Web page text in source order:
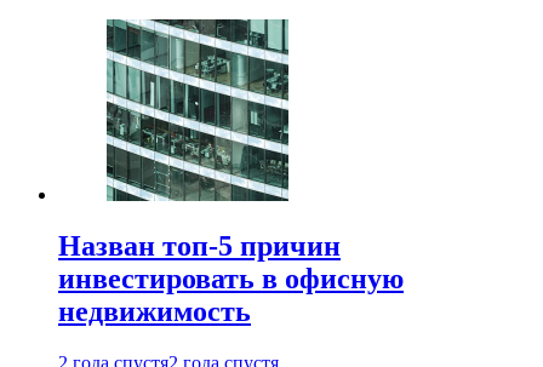
Назван топ-5 причин
инвестировать в офисную
недвижимость
2 года спустя2 года спустя